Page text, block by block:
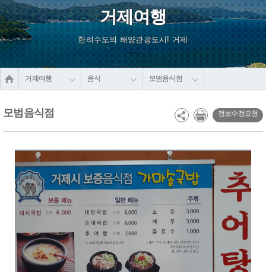
거제여행
한려수도의 해양관광도시! 거제
거제여행 음식 모범음식점
모범음식점 정보수정요청